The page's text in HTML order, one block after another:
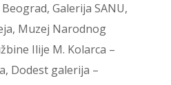
Galerija SANU,
Muzej Narodnog
Ilije M. Kolarca –
Dodest galerija –